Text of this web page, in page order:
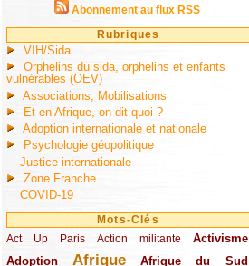
Abonnement au flux RSS
Rubriques
VIH/Sida
Orphelins du sida, orphelins et enfants
vulnérables (OEV)
Associations, Mobilisations
Et en Afrique, on dit quoi ?
Adoption internationale et nationale
Psychologie géopolitique
Justice internationale
Zone Franche
COVID-19
Mots-Clés
Act Up Paris
(49/289) Action militante
(32/289) Activisme
(73/289)
Adoption
(82/289) Afrique
(161/289) Afrique du Sud
(73/289)